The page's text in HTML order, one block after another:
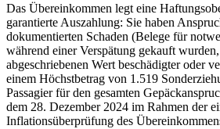
Das Übereinkommen legt eine
garantierte Auszahlung: Sie haben
dokumentierten Schaden (Belege für
während einer Verspätung gekauft
abgeschriebenen Wert beschädigter oder
einem Höchstbetrag von 1.519
Passagier für den gesamten
dem 28. Dezember 2024 im Rahmen der
Inflationsüberprüfung des